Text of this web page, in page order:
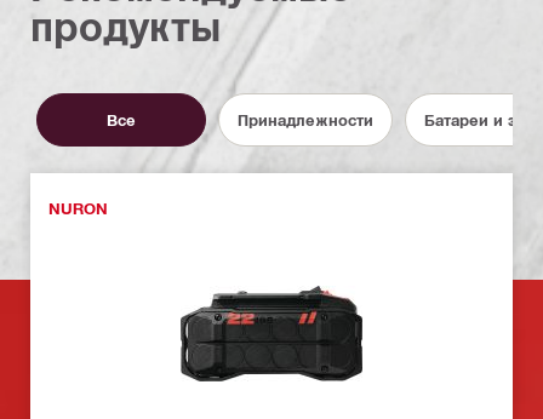
продукты
Все Принадлежности Батареи и
NURON